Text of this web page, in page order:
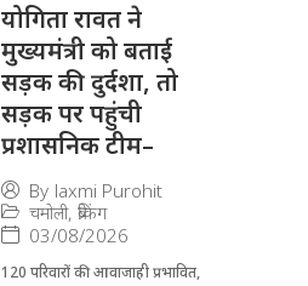
योगिता रावत ने
मुख्यमंत्री को बताई
सड़क की दुर्दशा, तो
सड़क पर पहुंची
प्रशासनिक टीम–
By laxmi Purohit
चमोली, ब्रेकिंग
03/08/2026
120 परिवारों की आवाजाही प्रभावित,